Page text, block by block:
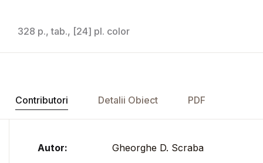
328 p., tab., [24] pl. color
Contributori Detalii Obiect PDF
Autor: Gheorghe D. Scraba